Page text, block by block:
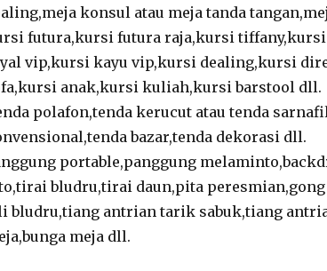
konsul atau meja tanda
futura,kursi futura raja,kursi
vip,kursi kayu vip,kursi dealing,kursi
anak,kursi kuliah,kursi barstool dll.
polafon,tenda kerucut atau tenda
bazar,tenda dekorasi dll.
portable,panggung
bludru,tirai daun,pita
bludru,tiang antrian tarik sabuk,tiang
meja dll.